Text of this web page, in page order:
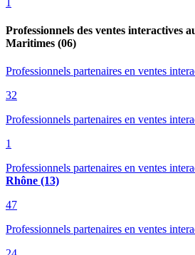
Professionnels des ventes interactives
Maritimes (06)
Professionnels partenaires en ventes
32
Professionnels partenaires en ventes
1
Professionnels partenaires en ventes
Rhône (13)
47
Professionnels partenaires en ventes